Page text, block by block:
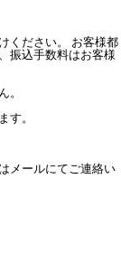
ください。 お客様都
振込手数料はお客様
。
す。
メールにてご連絡い